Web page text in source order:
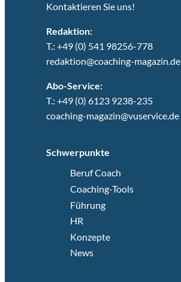
Kontaktieren Sie uns!
Redaktion:
T.: +49 (0) 541 98256-778
redaktion@coaching-magazin.de
Abo-Service:
T.: +49 (0) 6123 9238-235
coaching-magazin@vuservice.de
Schwerpunkte
Beruf Coach
Coaching-Tools
Führung
HR
Konzepte
News